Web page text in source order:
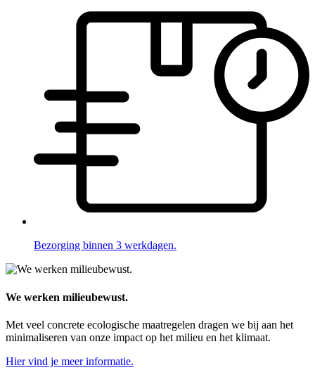
Bezorging binnen 3 werkdagen.
We werken milieubewust.
Met veel concrete ecologische maatregelen dragen we bij aan het
minimaliseren van onze impact op het milieu en het klimaat.
Hier vind je meer informatie.